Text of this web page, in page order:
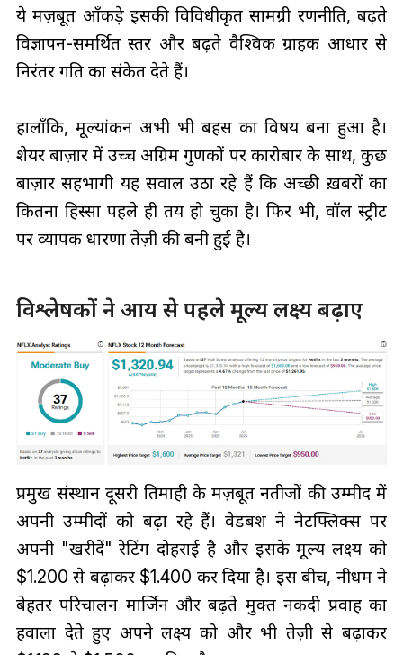
ये मज़बूत आँकड़े इसकी विविधीकृत सामग्री रणनीति, बढ़ते
विज्ञापन-समर्थित स्तर और बढ़ते वैश्विक ग्राहक आधार से
निरंतर गति का संकेत देते हैं।
हालाँकि, मूल्यांकन अभी भी बहस का विषय बना हुआ है।
शेयर बाज़ार में उच्च अग्रिम गुणकों पर कारोबार के साथ, कुछ
बाज़ार सहभागी यह सवाल उठा रहे हैं कि अच्छी ख़बरों का
कितना हिस्सा पहले ही तय हो चुका है। फिर भी, वॉल स्ट्रीट
पर व्यापक धारणा तेज़ी की बनी हुई है।
विश्लेषकों ने आय से पहले मूल्य लक्ष्य बढ़ाए
प्रमुख संस्थान दूसरी तिमाही के मज़बूत नतीजों की उम्मीद में
अपनी उम्मीदों को बढ़ा रहे हैं। वेडबश ने नेटफ्लिक्स पर
अपनी "खरीदें" रेटिंग दोहराई है और इसके मूल्य लक्ष्य को
$1.200 से बढ़ाकर $1.400 कर दिया है। इस बीच, नीधम ने
बेहतर परिचालन मार्जिन और बढ़ते मुक्त नकदी प्रवाह का
हवाला देते हुए अपने लक्ष्य को और भी तेज़ी से बढ़ाकर